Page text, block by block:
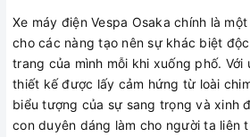
Xe máy điện Vespa Osaka chính là
cho các nàng tạo nên sự khác biệt
trang của mình mỗi khi xuống phố. Với
thiết kế được lấy cảm hứng từ loài
biểu tượng của sự sang trọng và xinh
con duyên dáng làm cho người ta liên